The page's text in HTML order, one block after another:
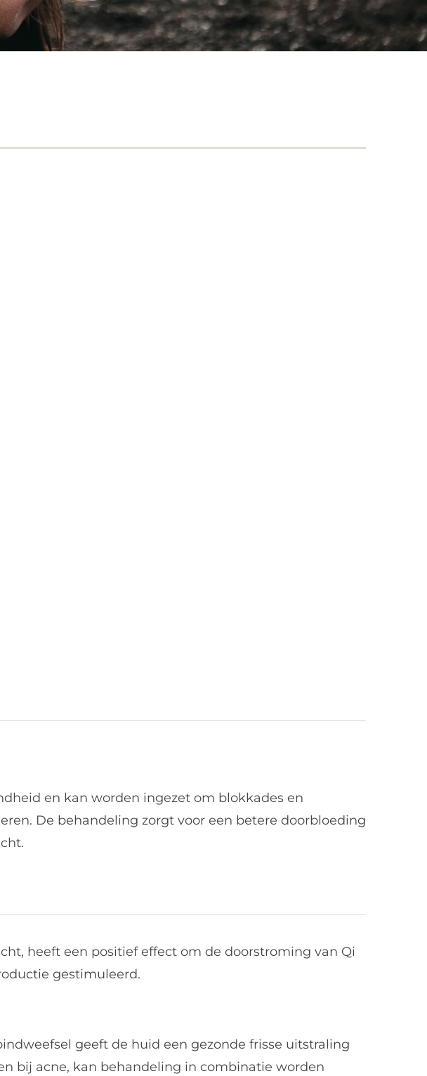
en kan worden ingezet om blokkades en
De behandeling zorgt voor een betere doorbloeding
heeft een positief effect om de doorstroming van Qi
gestimuleerd.
geeft de huid een gezonde frisse uitstraling
bij acne, kan behandeling in combinatie worden